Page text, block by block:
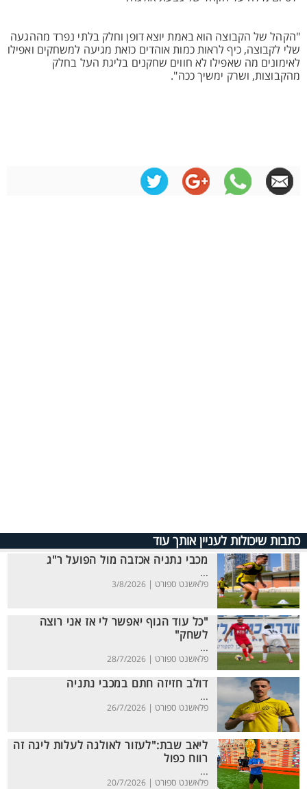
"⁠הקהל של הקבוצה הוא באמת יוצא דופן וחלק בלתי נפרד מההגעה
שלי לקבוצה, כיף לראות כמות אוהדים כזאת מגיעה למשחקים ואפילו
לאימונים מה שאפילו לא חווים שחקנים בליגת העל בחלק
מהקבוצות, ושרק ימשיך ככה".
כתבות שיכולות לעניין אותך עוד
מכבי נתניה אכזבה מול הפועל ר"ג
...
פלאשנט ספורט | 3/8/2026
"כל עוד הגוף יאפשר לי אז אני רוצה
לשחק"
...
פלאשנט ספורט | 28/7/2026
דולב חזיזה חתם במכבי נתניה
...
פלאשנט ספורט | 26/7/2026
ליאב שבת:"לעזור לאולגה לעלות ליגה זה
רווח כפול
...
פלאשנט ספורט | 20/7/2026